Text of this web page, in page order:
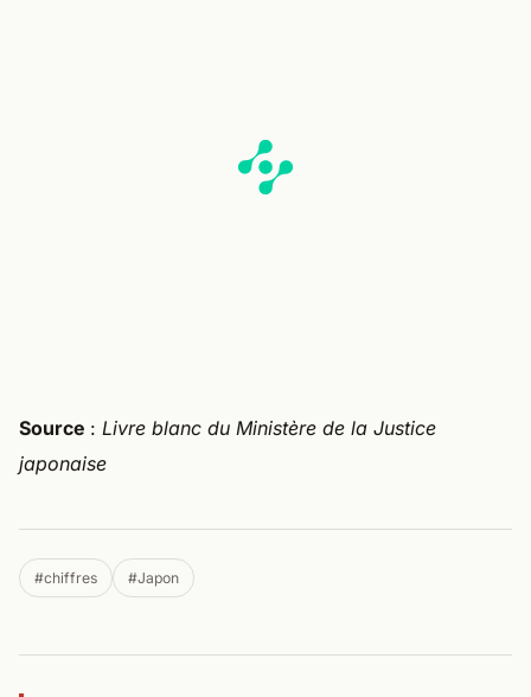
Source : Livre blanc du Ministère de la Justice
japonaise
#chiffres #Japon